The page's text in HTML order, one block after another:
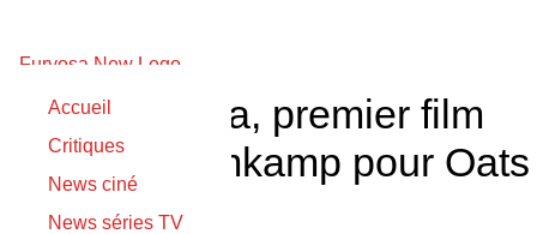
Accueil
Critiques
News ciné
News séries TV
A voir : Rakka, premier film
de Neill Blomkamp pour Oats
Studios